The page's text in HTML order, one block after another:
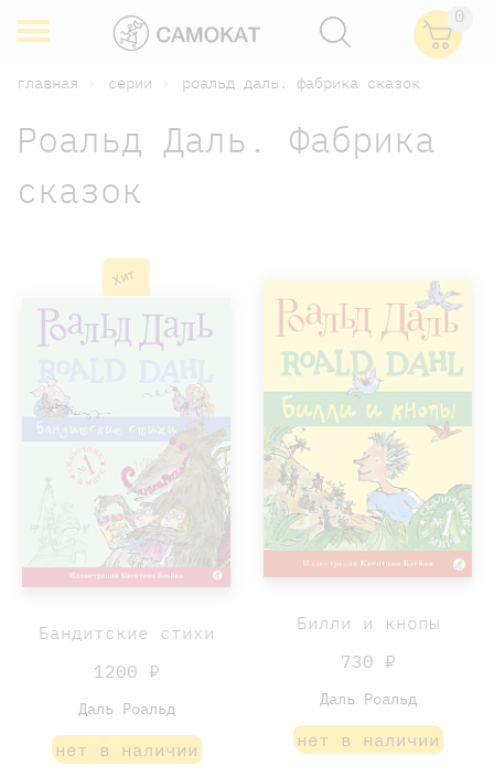
0
главная серии роальд даль. фабрика сказок
Роальд Даль. Фабрика
сказок
Хит
Бандитские стихи
1200 ₽
Даль Роальд
нет в наличии
Билли и кнопы
730 ₽
Даль Роальд
нет в наличии